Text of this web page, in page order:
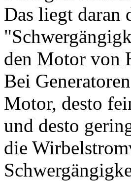
Das liegt daran
den Motor von
Bei
Motor, desto
und desto
die